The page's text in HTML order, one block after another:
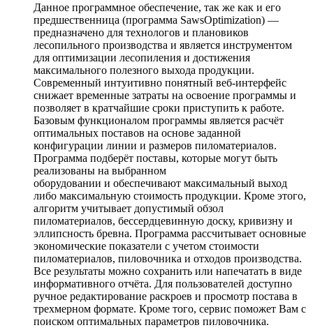
Данное программное обеспечение, так же как и его
предшественница (программа SawsOptimization) —
предназначено для технологов и плановиков
лесопильного производства и является инструментом
для оптимизации лесопиления и достижения
максимального полезного выхода продукции.
Современный интуитивно понятный веб-интерфейс
снижает временные затраты на освоение программы и
позволяет в кратчайшие сроки приступить к работе.
Базовым функционалом программы является расчёт
оптимальных поставов на основе заданной
конфигурации линии и размеров пиломатериалов.
Программа подберёт поставы, которые могут быть
реализованы на выбранном
оборудовании и обеспечивают максимальный выход
либо максимальную стоимость продукции. Кроме этого,
алгоритм учитывает допустимый обзол
пиломатериалов, бессердцевинную доску, кривизну и
эллипсность бревна. Программа рассчитывает основные
экономические показатели с учетом стоимости
пиломатериалов, пиловочника и отходов производства.
Все результаты можно сохранить или напечатать в виде
информативного отчёта. Для пользователей доступно
ручное редактирование раскроев и просмотр постава в
трехмерном формате. Кроме того, сервис поможет Вам с
поиском оптимальных параметров пиловочника.